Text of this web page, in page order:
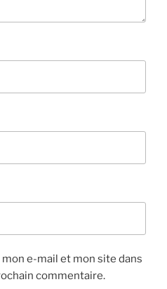
e-mail et mon site dans
commentaire.